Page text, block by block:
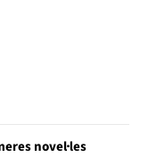
novel·les